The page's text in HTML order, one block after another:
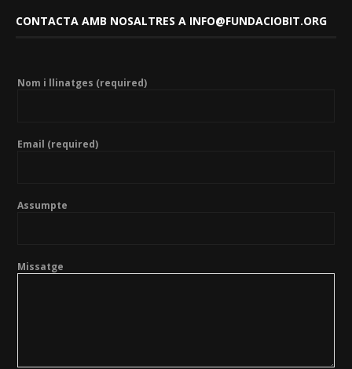
CONTACTA AMB NOSALTRES A INFO@FUNDACIOBIT.ORG
Nom i llinatges (required)
Email (required)
Assumpte
Missatge